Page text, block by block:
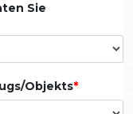
Sie
Objekts